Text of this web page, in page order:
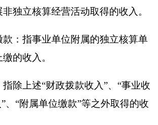
）运行用于购买货物和服务的
及印刷费、邮电费、差旅费、
水电费、办公用房取暖费、办
公务用车运行维护费以及其他